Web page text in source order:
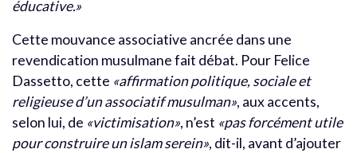
éducative.»
Cette mouvance associative ancrée dans une
revendication musulmane fait débat. Pour Felice
Dassetto, cette «affirmation politique, sociale et
religieuse d’un associatif musulman», aux accents,
selon lui, de «victimisation», n’est «pas forcément utile
pour construire un islam serein», dit-il, avant d’ajouter